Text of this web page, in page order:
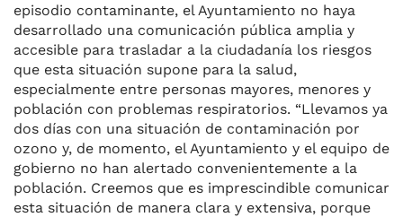
episodio contaminante, el Ayuntamiento no haya
desarrollado una comunicación pública amplia y
accesible para trasladar a la ciudadanía los riesgos
que esta situación supone para la salud,
especialmente entre personas mayores, menores y
población con problemas respiratorios. “Llevamos ya
dos días con una situación de contaminación por
ozono y, de momento, el Ayuntamiento y el equipo de
gobierno no han alertado convenientemente a la
población. Creemos que es imprescindible comunicar
esta situación de manera clara y extensiva, porque